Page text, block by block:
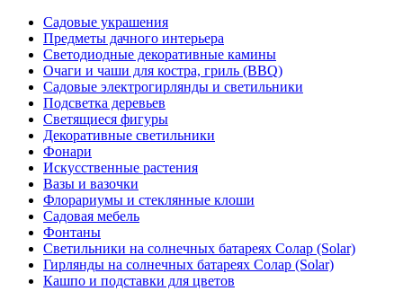
Садовые украшения
Предметы дачного интерьера
Светодиодные декоративные камины
Очаги и чаши для костра, гриль (BBQ)
Садовые электрогирлянды и светильники
Подсветка деревьев
Светящиеся фигуры
Декоративные светильники
Фонари
Искусственные растения
Вазы и вазочки
Флорариумы и стеклянные клоши
Садовая мебель
Фонтаны
Светильники на солнечных батареях Солар (Solar)
Гирлянды на солнечных батареях Солар (Solar)
Кашпо и подставки для цветов